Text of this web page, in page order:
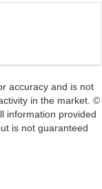
accuracy and is not
in the market. ©
information provided
is not guaranteed